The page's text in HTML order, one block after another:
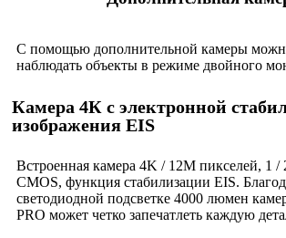
С помощью дополнительной камеры
наблюдать объекты в режиме двойного
Камера 4К с электронной
изображения EIS
Встроенная камера 4K / 12M пикселей, 1 /
CMOS, функция стабилизации EIS.
светодиодной подсветке 4000 люмен
PRO может четко запечатлеть каждую